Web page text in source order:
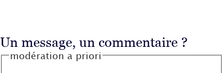
Un message, un commentaire ?
modération a priori